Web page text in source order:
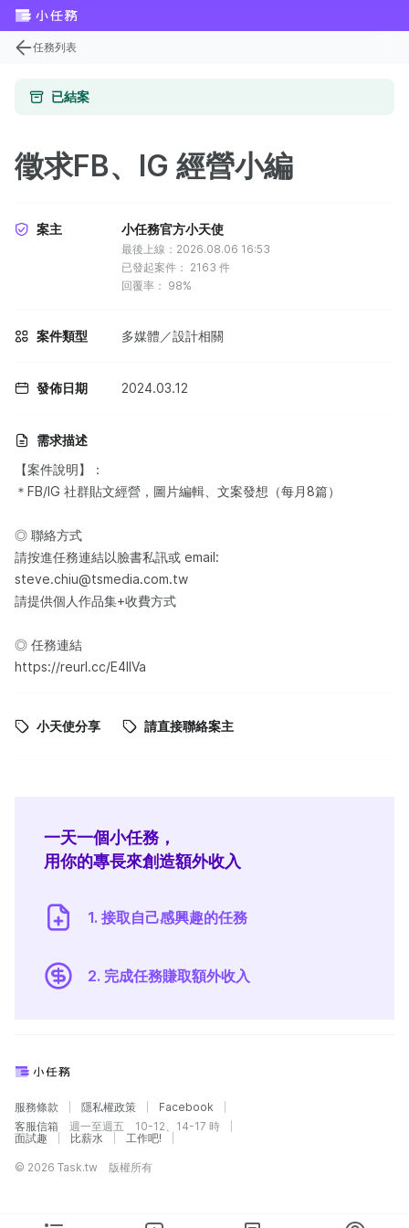
任務列表
已結案
徵求FB、IG 經營小編
案主 小任務官方小天使
最後上線：2026.08.06 16:53
已發起案件： 2163 件
回覆率： 98%
案件類型 多媒體／設計相關
發佈日期 2024.03.12
需求描述
【案件說明】：
＊FB/IG 社群貼文經營，圖片編輯、文案發想（每月8篇）
◎ 聯絡方式
請按進任務連結以臉書私訊或 email:
steve.chiu@tsmedia.com.tw
請提供個人作品集+收費方式
◎ 任務連結
https://reurl.cc/E4llVa
小天使分享 請直接聯絡案主
一天一個小任務，
用你的專長來創造額外收入
1. 接取自己感興趣的任務
2. 完成任務賺取額外收入
服務條款 隱私權政策
Facebook
客服信箱
週一至週五 10-12、14-17 時
面試趣
比薪水 工作吧!
© 2026 Task.tw 版權所有